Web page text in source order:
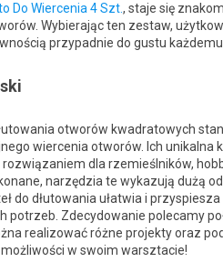
Do Wiercenia 4 Szt., staje się
Wybierając ten zestaw,
przypadnie do gustu
otworów kwadratowych
wiercenia otworów. Ich
rozwiązaniem dla rzemieślników,
narzędzia te wykazują dużą
do dłutowania ułatwia i
potrzeb. Zdecydowanie polecamy
realizować różne projekty oraz
w swoim warsztacie!